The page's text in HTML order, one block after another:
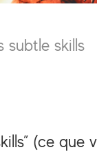
subtle skills
(ce que